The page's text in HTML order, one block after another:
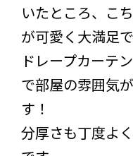
いたところ、こ
が可愛く大満足
ドレープカーテ
で部屋の雰囲気
す！
分厚さも丁度よ